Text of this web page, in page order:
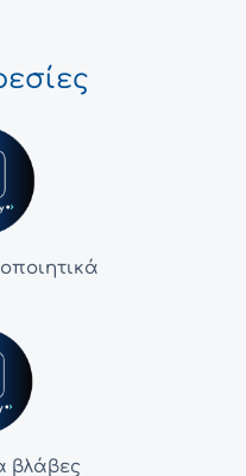
βλάβες